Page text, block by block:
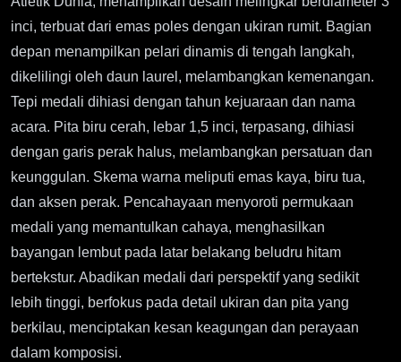
inci, terbuat dari emas poles dengan ukiran rumit. Bagian
depan menampilkan pelari dinamis di tengah langkah,
dikelilingi oleh daun laurel, melambangkan kemenangan.
Tepi medali dihiasi dengan tahun kejuaraan dan nama
acara. Pita biru cerah, lebar 1,5 inci, terpasang, dihiasi
dengan garis perak halus, melambangkan persatuan dan
keunggulan. Skema warna meliputi emas kaya, biru tua,
dan aksen perak. Pencahayaan menyoroti permukaan
medali yang memantulkan cahaya, menghasilkan
bayangan lembut pada latar belakang beludru hitam
bertekstur. Abadikan medali dari perspektif yang sedikit
lebih tinggi, berfokus pada detail ukiran dan pita yang
berkilau, menciptakan kesan keagungan dan perayaan
dalam komposisi.